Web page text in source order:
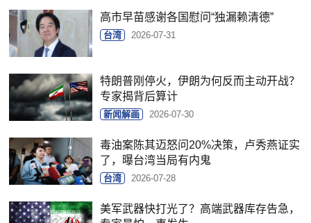
高市早苗感谢各国慰问“独漏赖清德”
台湾 2026-07-31
特朗普刚停火，伊朗为何反而主动开战？
专家揭背后算计
新闻解画 2026-07-30
毒油案陈其迈怒问20%决策，卢秀燕证实
了，曝台湾当局有内鬼
台湾 2026-07-28
美军武器快打光了？高端武器库存告急，